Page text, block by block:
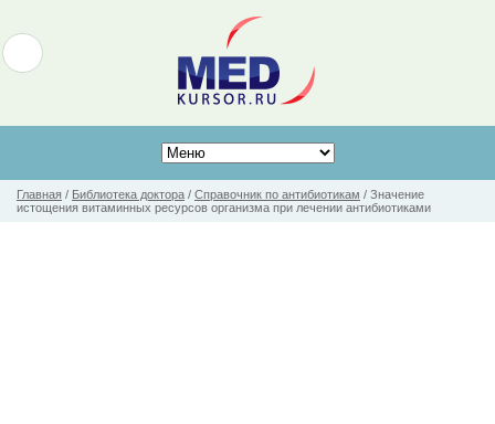
Главная / Библиотека доктора / Справочник по антибиотикам / Значение
истощения витаминных ресурсов организма при лечении антибиотиками